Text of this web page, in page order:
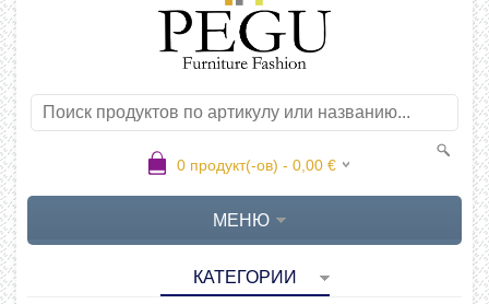
0 продукт(-ов) - 0,00 €
МЕНЮ
КАТЕГОРИИ